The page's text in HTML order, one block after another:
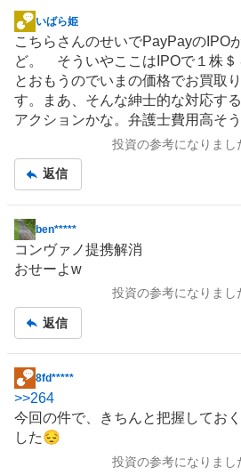
掲
示
板
記
事
いばら姫
こちらさんのせいでPayPayのIPO
ど。 そういやここはIPOで１株＄
とおもうのでいまの価格でお買取
す。まあ、そんな紳士的な対応す
アクションかな。弁護士費用高そう
投資の参考になりまし
返信
掲
示
板
ben*****
コンヴァノ提携解消
おせーよw
投資の参考になりまし
返信
掲
示
板
記
8fd*****
>>264
今回の件で、きちんと把握してお
した😔
投資の参考になりまし